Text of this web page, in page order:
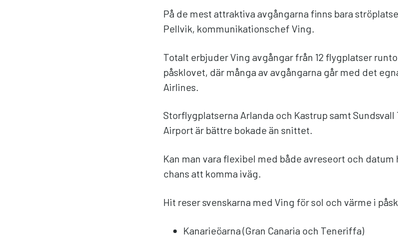
På de mest attraktiva avgångarna finns bara
Pellvik, kommunikationschef Ving.
Totalt erbjuder Ving avgångar från 12 flygplatser
påsklovet, där många av avgångarna går med det
Airlines.
Storflygplatserna Arlanda och Kastrup samt
Airport är bättre bokade än snittet.
Kan man vara flexibel med både avreseort och
chans att komma iväg.
Hit reser svenskarna med Ving för sol och värme i
Kanarieöarna (Gran Canaria och Teneriffa)